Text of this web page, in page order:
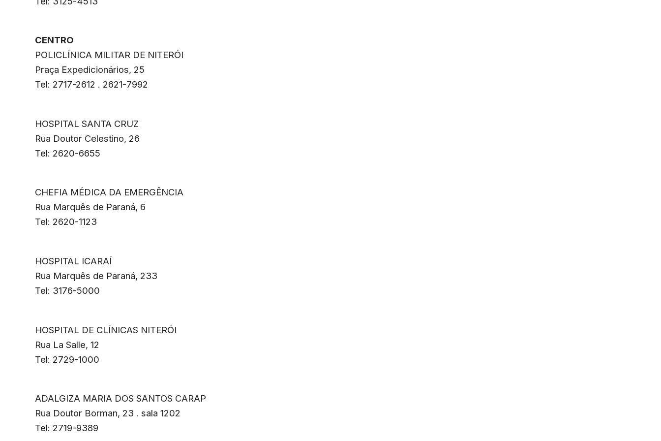
CENTRO
POLICLÍNICA MILITAR DE NITERÓI
Praça Expedicionários, 25
Tel: 2717-2612 . 2621-7992
HOSPITAL SANTA CRUZ
Rua Doutor Celestino, 26
Tel: 2620-6655
CHEFIA MÉDICA DA EMERGÊNCIA
Rua Marquês de Paraná, 6
Tel: 2620-1123
HOSPITAL ICARAÍ
Rua Marquês de Paraná, 233
Tel: 3176-5000
HOSPITAL DE CLÍNICAS NITERÓI
Rua La Salle, 12
Tel: 2729-1000
ADALGIZA MARIA DOS SANTOS CARAP
Rua Doutor Borman, 23 . sala 1202
Tel: 2719-9389